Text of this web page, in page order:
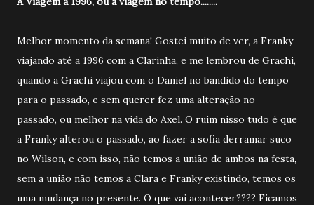
Melhor momento da semana! Gostei muito de ver, a Franky
viajando até a 1996 com a Clarinha, e me lembrou de Grachi,
quando a Grachi viajou com o Daniel no bandido do tempo
para o passado, e sem querer fez uma alteração no
passado, ou melhor na vida do Axel. O ruim nisso tudo é que
a Franky alterou o passado, ao fazer a sofia derramar suco
no Wilson, e com isso, não temos a união de ambos na festa,
sem a união não temos a Clara e Franky existindo, temos os
uma mudança no presente. O que vai acontecer???? Ficamos